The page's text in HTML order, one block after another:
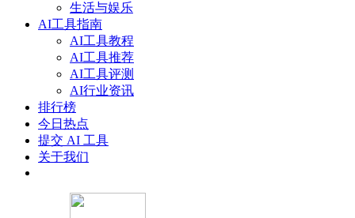
生活与娱乐
AI工具指南
AI工具教程
AI工具推荐
AI工具评测
AI行业资讯
排行榜
今日热点
提交 AI 工具
关于我们